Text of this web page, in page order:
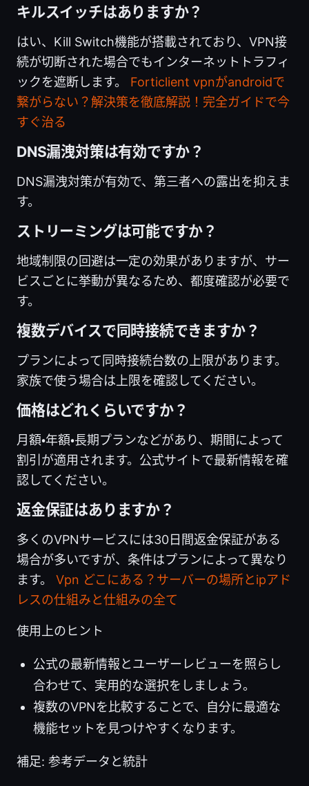
キルスイッチはありますか？
はい、Kill Switch機能が搭載されており、VPN接
続が切断された場合でもインターネットトラフィ
ックを遮断します。 Forticlient vpnがandroidで
繋がらない？解決策を徹底解説！完全ガイドで今
すぐ治る
DNS漏洩対策は有効ですか？
DNS漏洩対策が有効で、第三者への露出を抑えま
す。
ストリーミングは可能ですか？
地域制限の回避は一定の効果がありますが、サー
ビスごとに挙動が異なるため、都度確認が必要で
す。
複数デバイスで同時接続できますか？
プランによって同時接続台数の上限があります。
家族で使う場合は上限を確認してください。
価格はどれくらいですか？
月額・年額・長期プランなどがあり、期間によって
割引が適用されます。公式サイトで最新情報を確
認してください。
返金保証はありますか？
多くのVPNサービスには30日間返金保証がある
場合が多いですが、条件はプランによって異なり
ます。 Vpn どこにある？サーバーの場所とipアド
レスの仕組みと仕組みの全て
使用上のヒント
公式の最新情報とユーザーレビューを照らし
合わせて、実用的な選択をしましょう。
複数のVPNを比較することで、自分に最適な
機能セットを見つけやすくなります。
補足: 参考データと統計